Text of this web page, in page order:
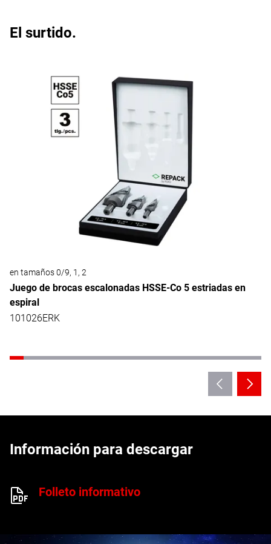
El surtido.
en tamaños 0/9, 1, 2
Juego de brocas escalonadas HSSE-Co 5 estriadas en
espiral
101026ERK
Información para descargar
Folleto informativo